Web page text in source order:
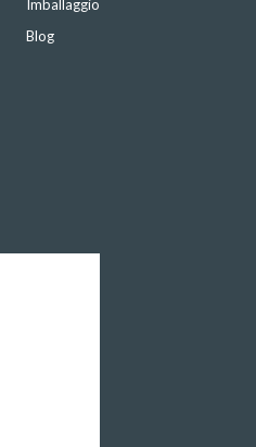
Imballaggio
Blog